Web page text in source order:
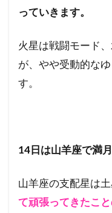
っていきます。
火星は戦闘モード
が、やや受動的な
す。
14日は山羊座で満月
山羊座の支配星は土
て頑張ってきたこ